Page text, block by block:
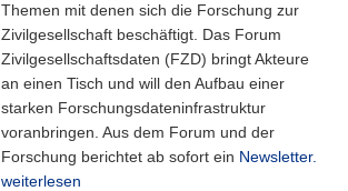
Themen mit denen sich die Forschung zur
Zivilgesellschaft beschäftigt. Das Forum
Zivilgesellschaftsdaten (FZD) bringt Akteure
an einen Tisch und will den Aufbau einer
starken Forschungsdateninfrastruktur
voranbringen. Aus dem Forum und der
Forschung berichtet ab sofort ein Newsletter.
weiterlesen